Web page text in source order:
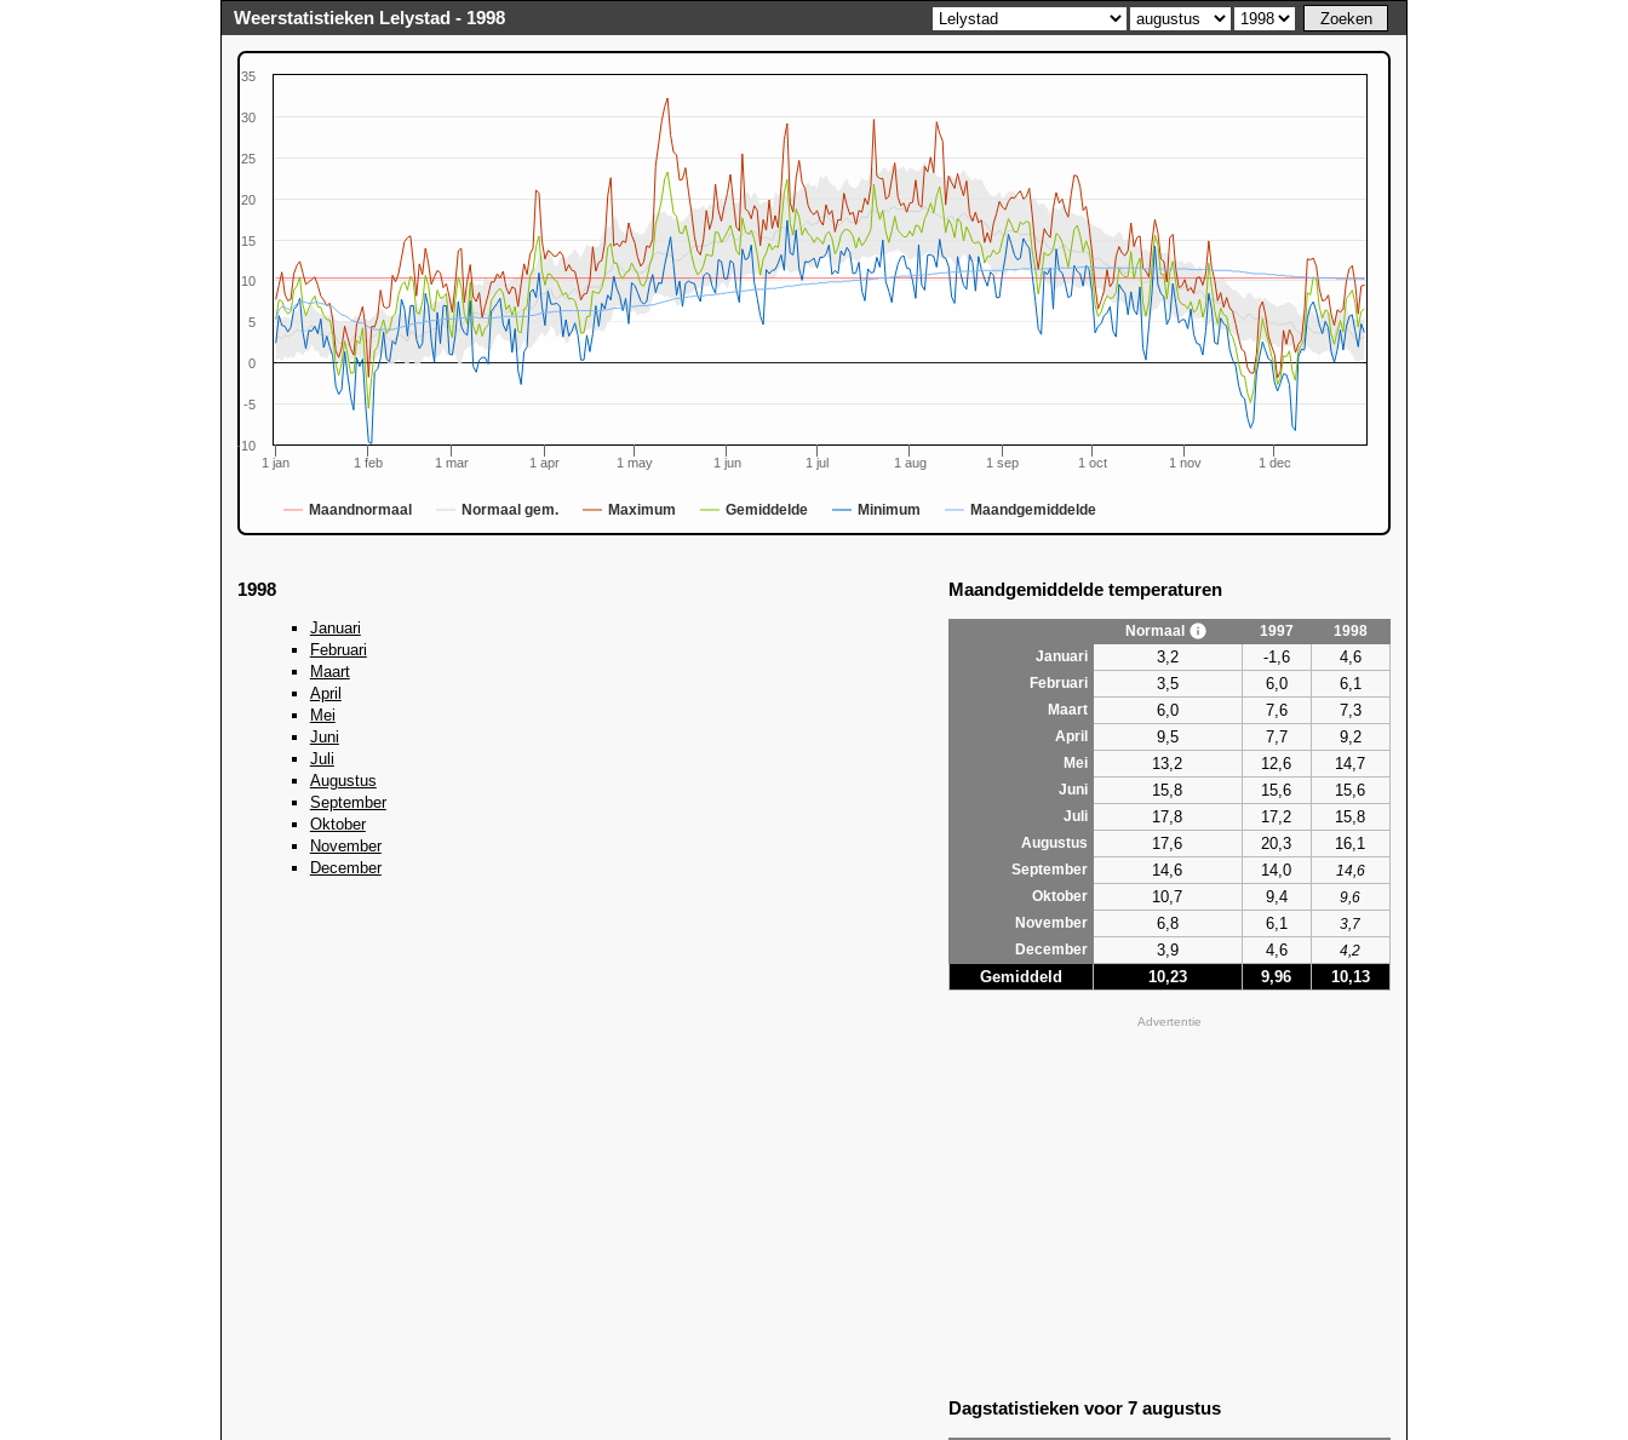
Weerstatistieken Lelystad - 1998
Maandnormaal Normaal gem. Maximum Gemiddelde Minimum Maandgemiddelde
1 jan 1 feb 1 mar 1 apr 1 may 1 jun 1 jul 1 aug 1 sep 1 oct 1 nov 1 dec
-10
-5
0
5
10
15
20
25
30
35
1998
Januari
Februari
Maart
April
Mei
Juni
Juli
Augustus
September
Oktober
November
December
Maandgemiddelde temperaturen
Normaal 1997
1998
Januari
3,2 -1,6 4,6
Februari 3,5 6,0 6,1
Maart 6,0 7,6 7,3
April 9,5 7,7 9,2
Mei 13,2 12,6 14,7
Juni 15,8 15,6 15,6
Juli 17,8 17,2 15,8
Augustus 17,6 20,3 16,1
September 14,6 14,0
14,6
Oktober
10,7 9,4
9,6
November
6,8 6,1
3,7
December
3,9 4,6 4,2
Gemiddeld 10,23 9,96 10,13
Advertentie
Dagstatistieken voor 7 augustus